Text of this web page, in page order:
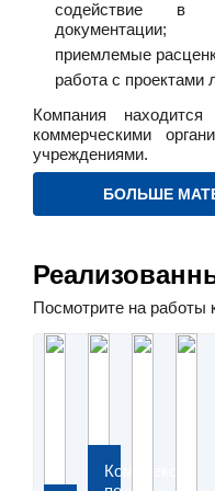
содействие в
документации;
приемлемые
работа с проектами
Компания
коммерческими
учреждениями.
БОЛЬШЕ
Посмотрите на работы
Комплекс